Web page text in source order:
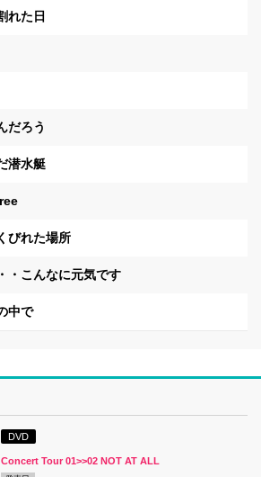
れた日
だろう
潜水艇
びれた場所
・こんなに元気です
中で
DVD
Concert Tour 01>>02 NOT AT ALL